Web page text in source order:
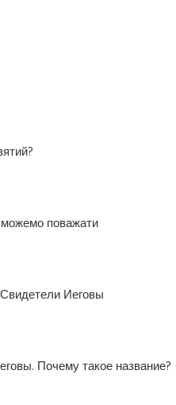
можемо поважати
Иеговы
Почему такое название?